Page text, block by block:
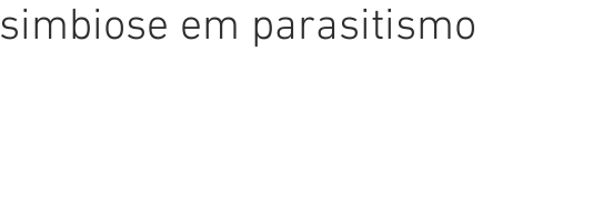
simbiose em parasitismo